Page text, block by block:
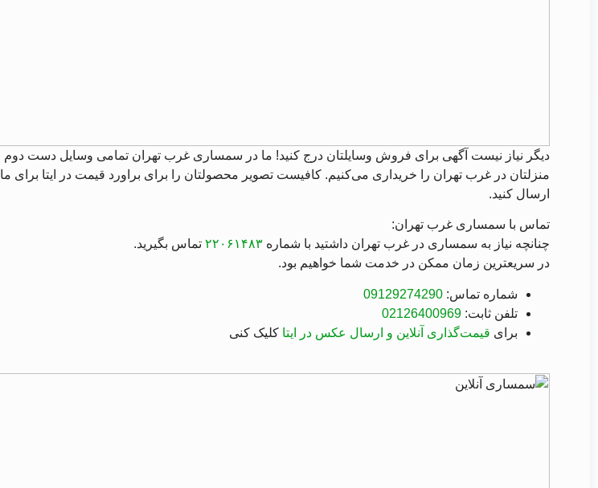
دیگر نیاز نیست آگهی برای فروش وسایلتان درج کنید! ما در سمساری غرب تهران تمامی وسایل دست دوم
منزلتان در غرب تهران را خریداری می‌کنیم. کافیست تصویر محصولتان را برای براورد قیمت در ایتا برای ما
ارسال کنید.
تماس با سمساری غرب تهران:
چنانچه نیاز به سمساری در غرب تهران داشتید با شماره ۲۲۰۶۱۴۸۳ تماس بگیرید.
در سریعترین زمان ممکن در خدمت شما خواهیم بود.
شماره تماس: 09129274290
تلفن ثابت: 02126400969
برای قیمت‌گذاری آنلاین و ارسال عکس در ایتا کلیک کنی